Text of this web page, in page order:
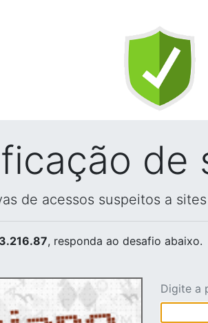
de
de acessos suspeitos a
, responda ao desafio abaixo.
Digite a